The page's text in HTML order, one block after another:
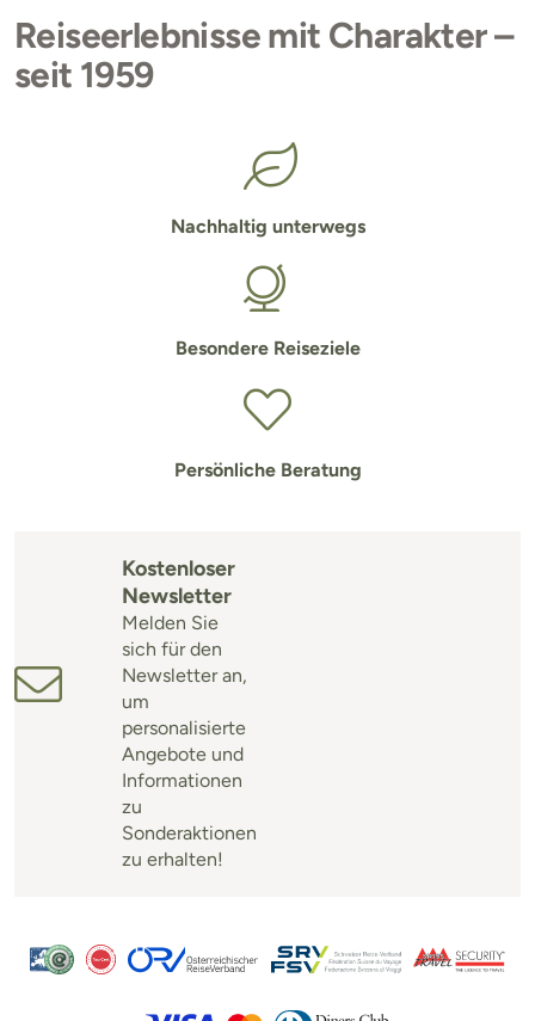
Reiseerlebnisse mit Charakter –
seit 1959
Nachhaltig unterwegs
Besondere Reiseziele
Persönliche Beratung
Kostenloser
Newsletter
Melden Sie
sich für den
Newsletter an,
um
personalisierte
Angebote und
Informationen
zu
Sonderaktionen
zu erhalten!